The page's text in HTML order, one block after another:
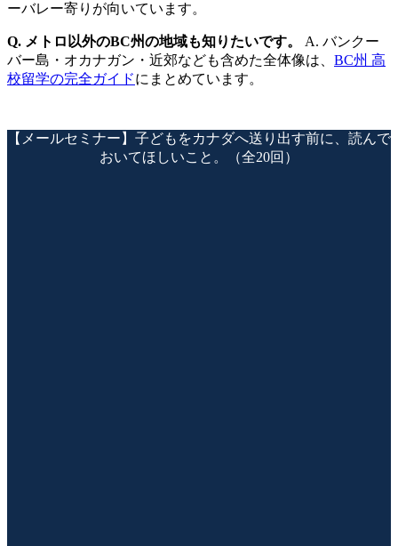
ーバレー寄りが向いています。
Q. メトロ以外のBC州の地域も知りたいです。
A. バンクー
バー島・オカナガン・近郊なども含めた全体像は、 BC州 高
校留学の完全ガイドにまとめています。
【メールセミナー】子どもをカナダへ送り出す前に、読んで
おいてほしいこと。（全20回）